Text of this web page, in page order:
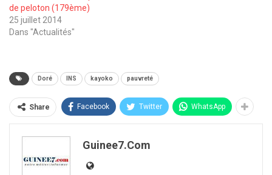
de peloton (179ème)
25 juillet 2014
Dans "Actualités"
Doré INS kayoko pauvreté
Share Facebook Twitter WhatsApp
Guinee7.com